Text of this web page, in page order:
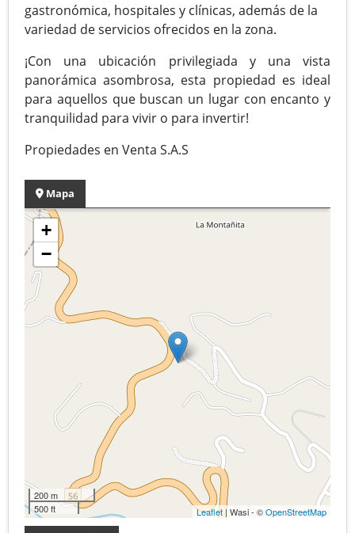
gastronómica, hospitales y clínicas, además de la
variedad de servicios ofrecidos en la zona.
¡Con una ubicación privilegiada y una vista
panorámica asombrosa, esta propiedad es ideal
para aquellos que buscan un lugar con encanto y
tranquilidad para vivir o para invertir!
Propiedades en Venta S.A.S
Mapa
+
−
200 m
500 ft
Leaflet | Wasi - ©OpenStreetMap